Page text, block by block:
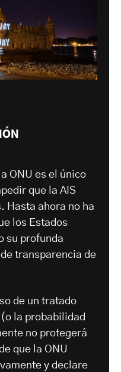
ONU es el único
que la AIS
Hasta ahora no ha
los Estados
su profunda
transparencia de
de un tratado
la probabilidad
no protegerá
que la ONU
y declare